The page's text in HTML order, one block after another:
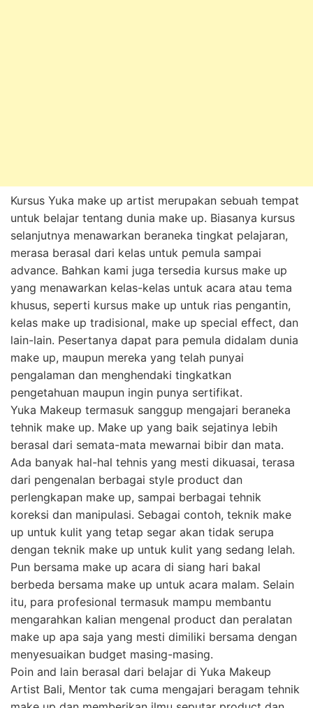
Kursus Yuka make up artist merupakan sebuah tempat
untuk belajar tentang dunia make up. Biasanya kursus
selanjutnya menawarkan beraneka tingkat pelajaran,
merasa berasal dari kelas untuk pemula sampai
advance. Bahkan kami juga tersedia kursus make up
yang menawarkan kelas-kelas untuk acara atau tema
khusus, seperti kursus make up untuk rias pengantin,
kelas make up tradisional, make up special effect, dan
lain-lain. Pesertanya dapat para pemula didalam dunia
make up, maupun mereka yang telah punyai
pengalaman dan menghendaki tingkatkan
pengetahuan maupun ingin punya sertifikat.
Yuka Makeup termasuk sanggup mengajari beraneka
tehnik make up. Make up yang baik sejatinya lebih
berasal dari semata-mata mewarnai bibir dan mata.
Ada banyak hal-hal tehnis yang mesti dikuasai, terasa
dari pengenalan berbagai style product dan
perlengkapan make up, sampai berbagai tehnik
koreksi dan manipulasi. Sebagai contoh, teknik make
up untuk kulit yang tetap segar akan tidak serupa
dengan teknik make up untuk kulit yang sedang lelah.
Pun bersama make up acara di siang hari bakal
berbeda bersama make up untuk acara malam. Selain
itu, para profesional termasuk mampu membantu
mengarahkan kalian mengenal product dan peralatan
make up apa saja yang mesti dimiliki bersama dengan
menyesuaikan budget masing-masing.
Poin and lain berasal dari belajar di Yuka Makeup
Artist Bali, Mentor tak cuma mengajari beragam tehnik